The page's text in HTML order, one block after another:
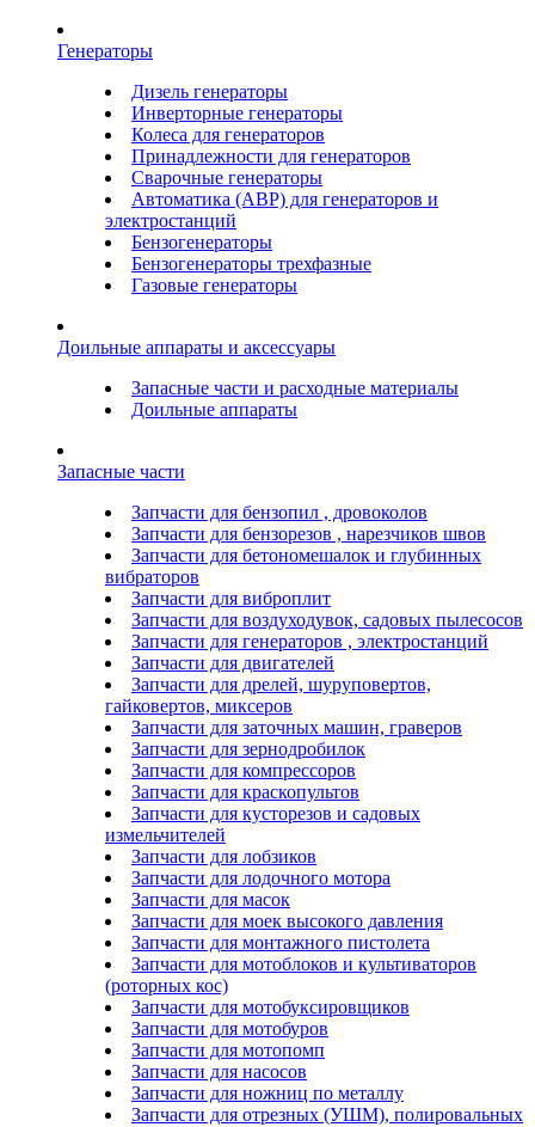
Генераторы
Дизель генераторы
Инверторные генераторы
Колеса для генераторов
Принадлежности для генераторов
Сварочные генераторы
Автоматика (АВР) для генераторов и
электростанций
Бензогенераторы
Бензогенераторы трехфазные
Газовые генераторы
Доильные аппараты и аксессуары
Запасные части и расходные материалы
Доильные аппараты
Запасные части
Запчасти для бензопил , дровоколов
Запчасти для бензорезов , нарезчиков швов
Запчасти для бетономешалок и глубинных
вибраторов
Запчасти для виброплит
Запчасти для воздуходувок, садовых пылесосов
Запчасти для генераторов , электростанций
Запчасти для двигателей
Запчасти для дрелей, шуруповертов,
гайковертов, миксеров
Запчасти для заточных машин, граверов
Запчасти для зернодробилок
Запчасти для компрессоров
Запчасти для краскопультов
Запчасти для кусторезов и садовых
измельчителей
Запчасти для лобзиков
Запчасти для лодочного мотора
Запчасти для масок
Запчасти для моек высокого давления
Запчасти для монтажного пистолета
Запчасти для мотоблоков и культиваторов
(роторных кос)
Запчасти для мотобуксировщиков
Запчасти для мотобуров
Запчасти для мотопомп
Запчасти для насосов
Запчасти для ножниц по металлу
Запчасти для отрезных (УШМ), полировальных